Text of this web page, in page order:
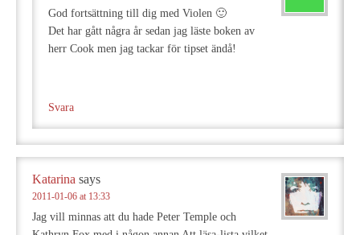
God fortsättning till dig med Violen 🙂
Det har gått några år sedan jag läste boken av
herr Cook men jag tackar för tipset ändå!
Svara
Katarina says
2011-01-06 at 13:33
Jag vill minnas att du hade Peter Temple och